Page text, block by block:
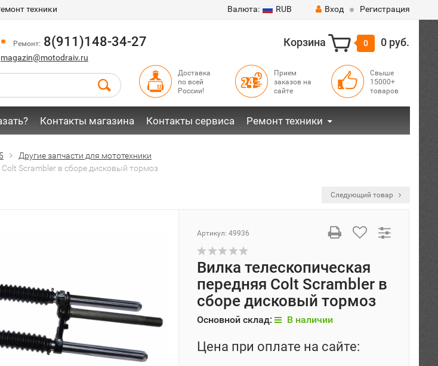
техники Валюта: RUB Вход Регистрация
Ремонт: 8(911)148-34-27
magazin@motodraiv.ru
Корзина 0 0 руб.
Доставка
по всей
России!
Прием
заказов на
сайте
Свыше
15000+
товаров
Контакты магазина Контакты сервиса Ремонт техники
Другие запчасти для мототехники
Scrambler в сборе дисковый тормоз
Следующий товар
Артикул: 49936
Вилка телескопическая
передняя Colt Scrambler в
сборе дисковый тормоз
Основной склад: В наличии
Цена при оплате на сайте: